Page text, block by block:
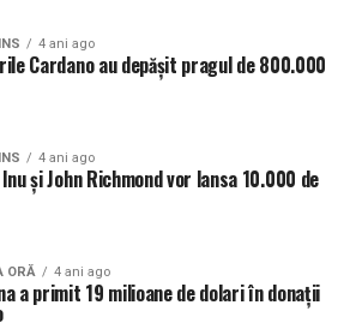
4 ani ago
Cardano au depășit pragul de 800.000
4 ani ago
și John Richmond vor lansa 10.000 de
ORĂ 4 ani ago
a primit 19 milioane de dolari în donații